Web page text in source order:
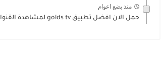
منذ بضع اعوام
حمل الان افضل تطبيق golds tv لمشاهدة القنوات للأندرويد بمميزات...